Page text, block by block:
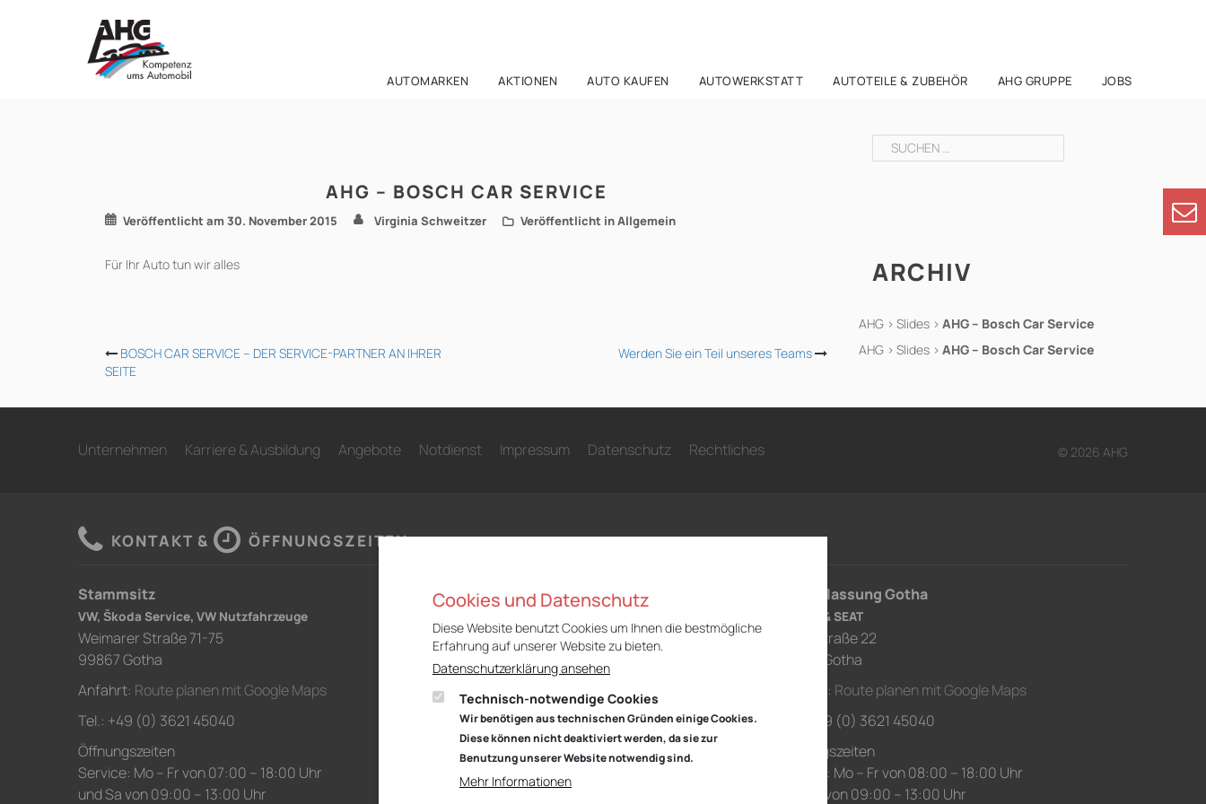
AUTOMARKEN AKTIONEN AUTO KAUFEN AUTOWERKSTATT AUTOTEILE & ZUBEHÖR AHG GRUPPE JOBS
AHG – BOSCH CAR SERVICE
Veröffentlicht am 30. November 2015 Virginia Schweitzer Veröffentlicht in Allgemein
Für Ihr Auto tun wir alles
BEITRAGS-
NAVIGATION
BOSCH CAR SERVICE – DER SERVICE-PARTNER AN IHRER
SEITE
Werden Sie ein Teil unseres Teams
Suchen
nach:
ARCHIV
AHG > Slides > AHG – Bosch Car Service
AHG > Slides > AHG – Bosch Car Service
© 2026 AHG
Unternehmen Karriere & Ausbildung Angebote Notdienst Impressum Datenschutz Rechtliches
KONTAKT & ÖFFNUNGSZEITEN
Stammsitz
VW, Škoda Service, VW Nutzfahrzeuge
Weimarer Straße 71-75
99867 Gotha
Anfahrt: Route planen mit Google Maps
Tel.: +49 (0) 3621 45040
Öffnungszeiten
Service: Mo – Fr von 07:00 – 18:00 Uhr
und Sa von 09:00 – 13:00 Uhr
Niederlassung Gotha
Cyrusstraße 22
99867 Gotha
Anfahrt: Route planen mit Google Maps
Tel.: +49 (0) 3621 45040
Öffnungszeiten
Service: Mo – Fr von 07:00 – 18:00 Uhr
und Sa von 09:00 – 13:00 Uhr
Niederlassung Gotha
CUPRA & SEAT
Cyrusstraße 22
99867 Gotha
Anfahrt: Route planen mit Google Maps
Tel.: +49 (0) 3621 45040
Öffnungszeiten
Service: Mo – Fr von 08:00 – 18:00 Uhr
und Sa von 09:00 – 13:00 Uhr
Cookies und Datenschutz
Diese Website benutzt Cookies um Ihnen die bestmögliche
Erfahrung auf unserer Website zu bieten.
Datenschutzerklärung ansehen
Technisch-notwendige Cookies
Wir benötigen aus technischen Gründen einige Cookies.
Diese können nicht deaktiviert werden, da sie zur
Benutzung unserer Website notwendig sind.
Mehr Informationen